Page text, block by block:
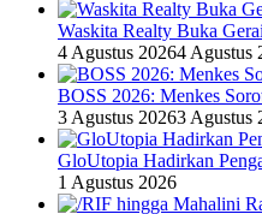
Waskita Realty Buka
4 Agustus 20264 Agustus
BOSS 2026: Menkes
3 Agustus 20263 Agustus
GloUtopia Hadirkan
1 Agustus 2026